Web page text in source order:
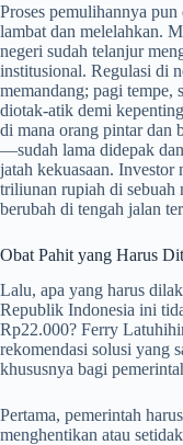
Proses pemulihannya
lambat dan melelahkan.
negeri sudah telanjur
institusional. Regulasi di
memandang; pagi tempe,
diotak-atik demi
di mana orang pintar dan
—sudah lama didepak
jatah kekuasaan. Investor
triliunan rupiah di sebuah
berubah di tengah jalan
Obat Pahit yang Harus
Lalu, apa yang harus
Republik Indonesia ini
Rp22.000? Ferry
rekomendasi solusi yang
khususnya bagi
Pertama, pemerintah
menghentikan atau